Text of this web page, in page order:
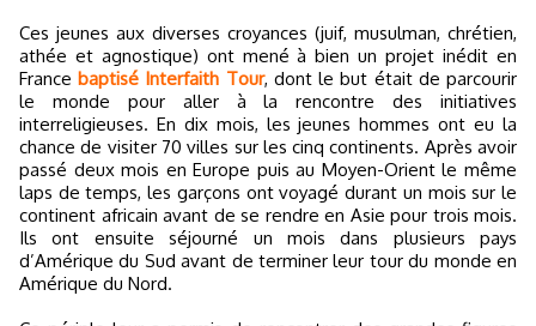
Ces jeunes aux diverses croyances (juif, musulman, chrétien,
athée et agnostique) ont mené à bien un projet inédit en
Francebaptisé Interfaith Tour, dont le but était de parcourir
le monde pour aller à la rencontre des initiatives
interreligieuses. En dix mois, les jeunes hommes ont eu la
chance de visiter 70 villes sur les cinq continents. Après avoir
passé deux mois en Europe puis au Moyen-Orient le même
laps de temps, les garçons ont voyagé durant un mois sur le
continent africain avant de se rendre en Asie pour trois mois.
Ils ont ensuite séjourné un mois dans plusieurs pays
d’Amérique du Sud avant de terminer leur tour du monde en
Amérique du Nord.